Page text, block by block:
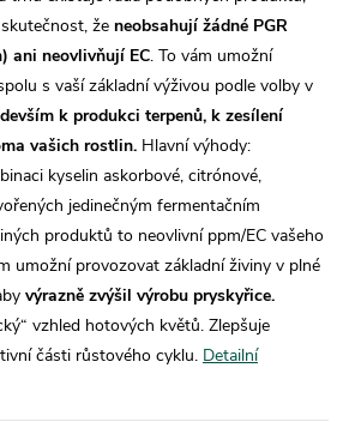
že neobsahují žádné PGR
ani neovlivňují EC. To vám umožní
s vaší základní výživou podle volby v
k produkci terpenů, k zesílení
vašich rostlin. Hlavní výhody:
kyselin askorbové, citrónové,
jedinečným fermentačním
produktů to neovlivní ppm/EC vašeho
umožní provozovat základní živiny v plné
výrazně zvýšil výrobu pryskyřice.
vzhled hotových květů. Zlepšuje
části růstového cyklu. Detailní